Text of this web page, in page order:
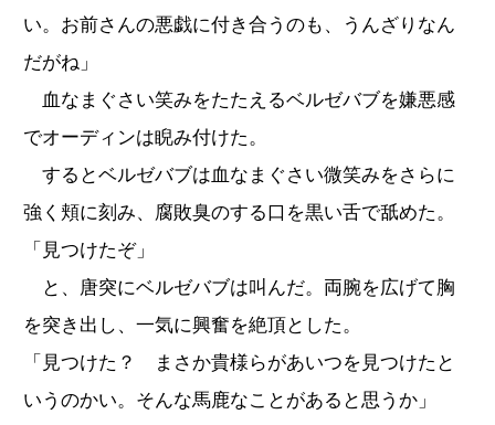
い。お前さんの悪戯に付き合うのも、うんざりなん
だがね」
血なまぐさい笑みをたたえるベルゼバブを嫌悪感
でオーディンは睨み付けた。
するとベルゼバブは血なまぐさい微笑みをさらに
強く頬に刻み、腐敗臭のする口を黒い舌で舐めた。
「見つけたぞ」
と、唐突にベルゼバブは叫んだ。両腕を広げて胸
を突き出し、一気に興奮を絶頂とした。
「見つけた？ まさか貴様らがあいつを見つけたと
いうのかい。そんな馬鹿なことがあると思うか」